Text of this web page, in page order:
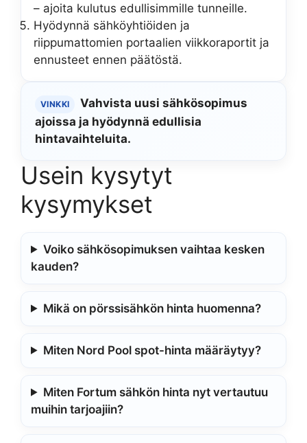
– ajoita kulutus edullisimmille tunneille.
Hyödynnä sähköyhtiöiden ja
riippumattomien portaalien viikkoraportit ja
ennusteet ennen päätöstä.
VINKKI
Vahvista uusi sähkösopimus
ajoissa ja hyödynnä edullisia
hintavaihteluita.
Usein kysytyt
kysymykset
Voiko sähkösopimuksen vaihtaa kesken
kauden?
Mikä on pörssisähkön hinta huomenna?
Miten Nord Pool spot-hinta määräytyy?
Miten Fortum sähkön hinta nyt vertautuu
muihin tarjoajiin?